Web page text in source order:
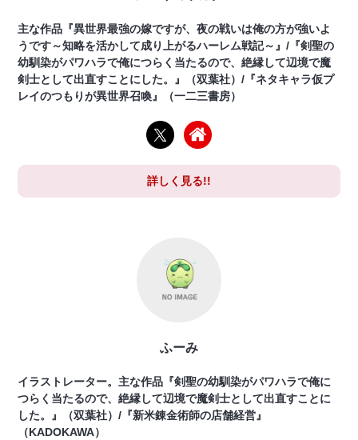
主な作品『異世界最強の嫁ですが、夜の戦いは俺の方が強いよ
うです～知略を活かして成り上がるハーレム戦記～』/『剣聖の
幼馴染がパワハラで俺につらく当たるので、絶縁して辺境で魔
剣士として出直すことにした。』（双葉社）/『ネタキャラ仮プ
レイのつもりが異世界召喚』（一二三書房）
詳しく見る!!
ふーみ
イラストレーター。主な作品『剣聖の幼馴染がパワハラで俺に
つらく当たるので、絶縁して辺境で魔剣士として出直すことに
した。』（双葉社）/『新米錬金術師の店舗経営』
（KADOKAWA）